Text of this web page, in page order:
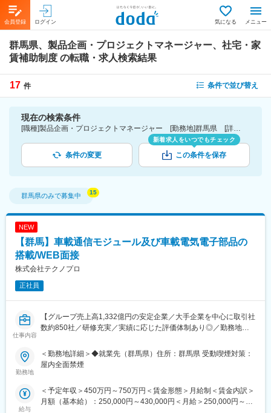
会員登録 ログイン 気になる メニュー
群馬県、製品企画・プロジェクトマネージャー、社宅・家
賃補助制度 の転職・求人検索結果
17 件 条件で並び替え
現在の検索条件
[職種]製品企画・プロジェクトマネージャー [勤務地]群馬県 [詳細条件](待遇・福利厚生)社宅・家賃補助制度
条件の変更
新着求人をいつでもチェック
この条件を保存
群馬県のみで募集中
NEW
【群馬】車載通信モジュール及び車載電気電子部品の
搭載/WEB面接
株式会社テクノプロ
正社員
仕事内容
【グループ売上高1,332億円の安定企業／大手企業を中心に取引社
数約850社／研修充実／実績に応じた評価体制あり◎／勤務地相
■業務概要：
【変更の範囲：会社の定める業務】
勤務地
＜勤務地詳細＞◆就業先（群馬県）住所：群馬県 受動喫煙対策：
屋内全面禁煙
給与
＜予定年収＞450万円～750万円＜賃金形態＞月給制＜賃金内訳＞
月額（基本給）：250,000円～430,000円＜月給＞250,000円～